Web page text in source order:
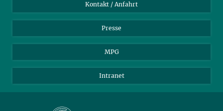
Kontakt / Anfahrt
Presse
MPG
Intranet